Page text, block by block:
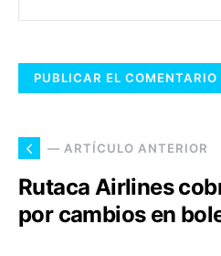
— ARTÍCULO ANTERIOR
Rutaca Airlines
por cambios en